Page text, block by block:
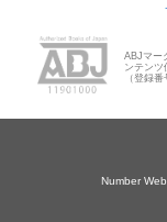
ABJマー
ンテンツ
（登録
Number Web